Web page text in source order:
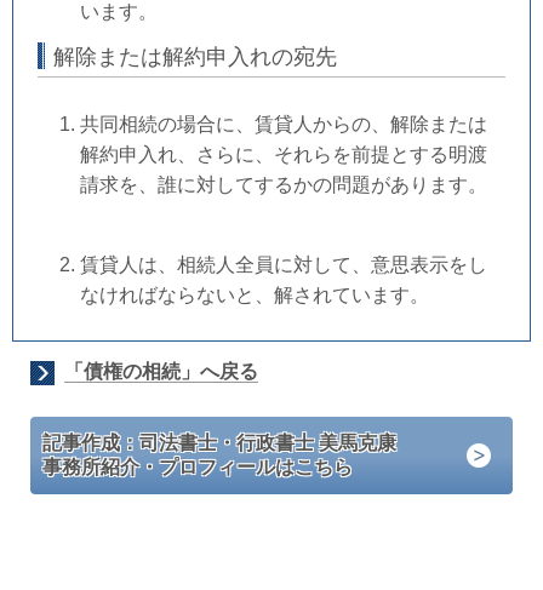
います。
解除または解約申入れの宛先
共同相続の場合に、賃貸人からの、解除または
解約申入れ、さらに、それらを前提とする明渡
請求を、誰に対してするかの問題があります。
賃貸人は、相続人全員に対して、意思表示をし
なければならないと、解されています。
「債権の相続」へ戻る
記事作成：司法書士・行政書士 美馬克康
事務所紹介・プロフィールはこちら